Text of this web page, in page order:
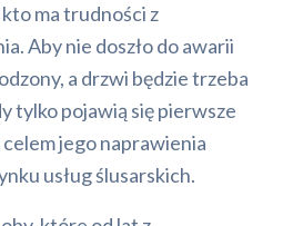
ma trudności z
Aby nie doszło do awarii
a drzwi będzie trzeba
tylko pojawią się pierwsze
jego naprawienia
usług ślusarskich.